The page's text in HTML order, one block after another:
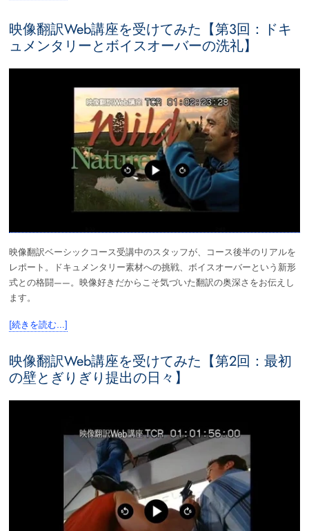
映像翻訳Web講座を受けてみた【第3回：ドキ
ュメンタリーとボイスオーバーの洗礼】
映像翻訳ベーシックコース受講中のスタッフが、コース後半のリアルを
レポート。ドキュメンタリー素材への挑戦、ボイスオーバーという新形
式との格闘——。映像好きだからこそ気づいた翻訳の奥深さをお伝えし
ます。
[続きを読む…]
映像翻訳Web講座を受けてみた【第2回：最初
の壁とぎりぎり提出の日々】